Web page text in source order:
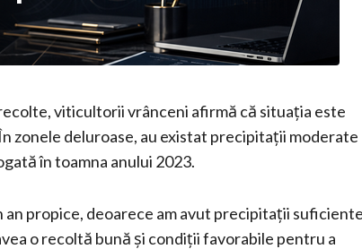
viticultorii vrânceni afirmă că situația este
zonele deluroase, au existat precipitații moderate
în toamna anului 2023.
an propice, deoarece am avut precipitații
o recoltă bună și condiții favorabile pentru a